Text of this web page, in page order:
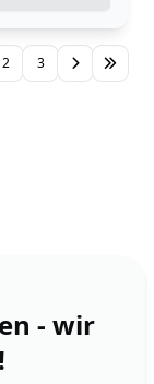
2 3
- wir